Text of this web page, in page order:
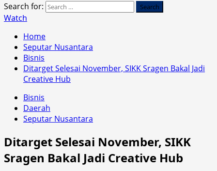
Search for:
Watch
Home
Seputar Nusantara
Bisnis
Ditarget Selesai November, SIKK Sragen Bakal Jadi
Creative Hub
Bisnis
Daerah
Seputar Nusantara
Ditarget Selesai November, SIKK
Sragen Bakal Jadi Creative Hub